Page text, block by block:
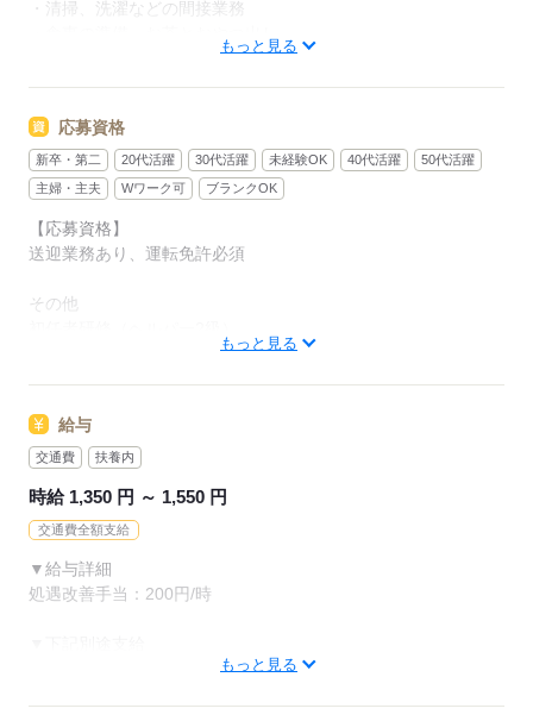
押しします。新しいチャレンジを安心して始められる
・清掃、洗濯などの間接業務
・送迎・添乗（運転業務あり）
もっと見る
応募資格
新卒・第二 20代活躍 30代活躍 未経験OK 40代活躍
50代活躍
主婦・主夫
Wワーク可 ブランクOK
【応募資格】
送迎業務あり、運転免許必須
その他
介護福祉士
お持ちの方大歓迎！
もっと見る
給与
交通費 扶養内
時給 1,350 円 ～ 1,550 円
交通費全額支給
▼給与詳細
処遇改善手当：200円/時
もっと見る